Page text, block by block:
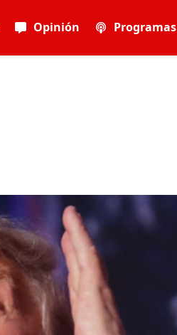
Opinión Programas